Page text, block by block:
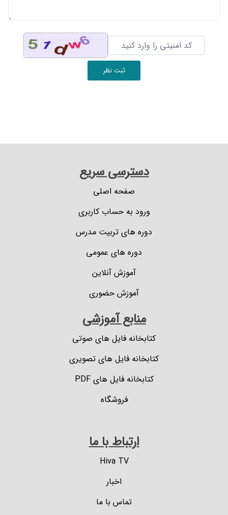
ثبت نظر
دسترسی سریع
صفحه اصلی
ورود به حساب کاربری
دوره های تربیت مدرس
دوره های عمومی
آموزش آنلاین
آموزش حضوری
منابع آموزشی
کتابخانه فایل های صوتی
کتابخانه فایل های تصویری
کتابخانه فایل های PDF
فروشگاه
ارتباط با ما
Hiva TV
اخبار
تماس با ما